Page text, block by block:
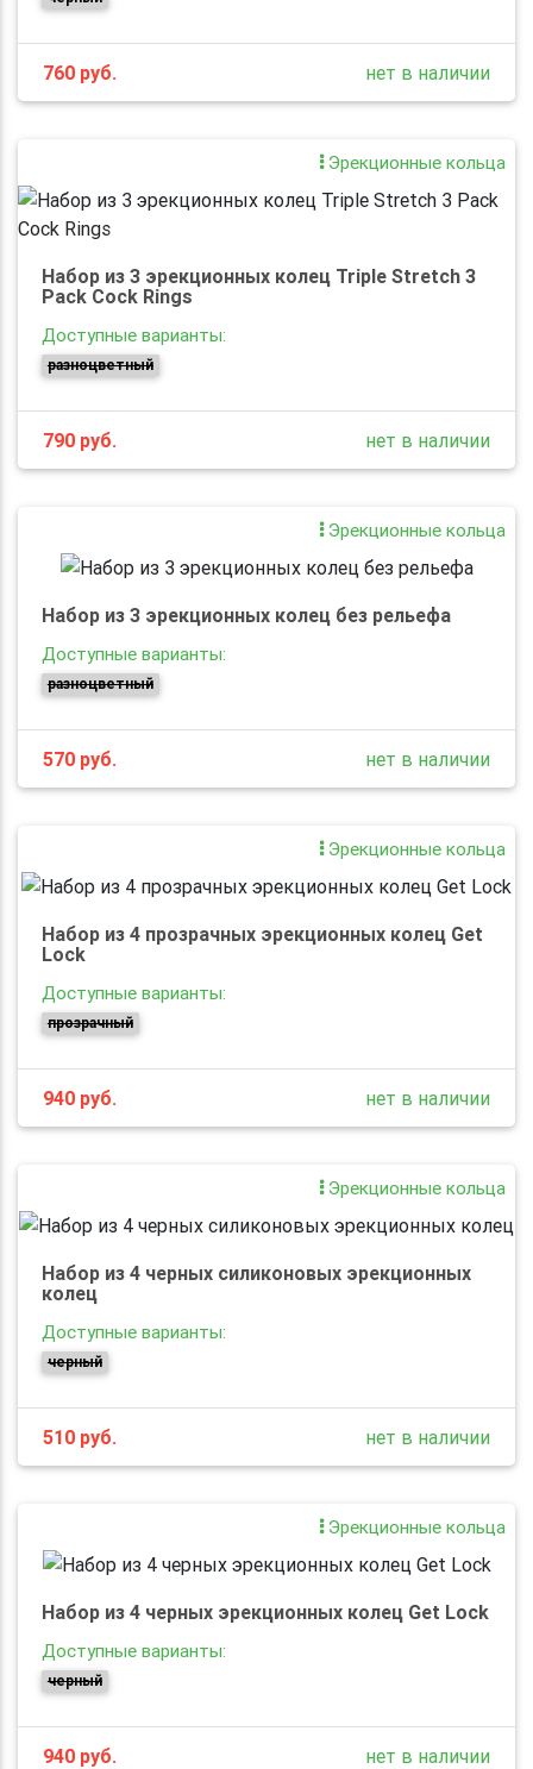
760 руб. нет в наличии
Эрекционные кольца
Набор из 3 эрекционных колец Triple Stretch 3
Pack Cock Rings
Доступные варианты:
разноцветный
790 руб. нет в наличии
Эрекционные кольца
Набор из 3 эрекционных колец без рельефа
Доступные варианты:
разноцветный
570 руб. нет в наличии
Эрекционные кольца
Набор из 4 прозрачных эрекционных колец Get
Lock
Доступные варианты:
прозрачный
940 руб. нет в наличии
Эрекционные кольца
Набор из 4 черных силиконовых эрекционных
колец
Доступные варианты:
черный
510 руб. нет в наличии
Эрекционные кольца
Набор из 4 черных эрекционных колец Get Lock
Доступные варианты:
черный
940 руб. нет в наличии